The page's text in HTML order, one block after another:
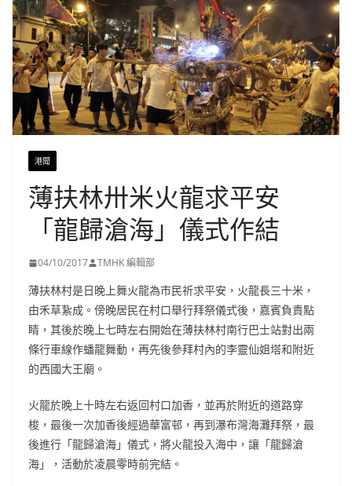
港聞
薄扶林卅米火龍求平安
「龍歸滄海」儀式作結
04/10/2017 TMHK 編輯部
薄扶林村是日晚上舞火龍為市民祈求平安，火龍長三十米，
由禾草紥成。傍晚居民在村口舉行拜祭儀式後，嘉賓負責點
睛，其後於晚上七時左右開始在薄扶林村南行巴士站對出兩
條行車線作蟠龍舞動，再先後參拜村內的李靈仙姐塔和附近
的西國大王廟。
火龍於晚上十時左右返回村口加香，並再於附近的道路穿
梭，最後一次加香後經過華富邨，再到瀑布灣海灘拜祭，最
後進行「龍歸滄海」儀式，將火龍投入海中，讓「龍歸滄
海」，活動於凌晨零時前完結。